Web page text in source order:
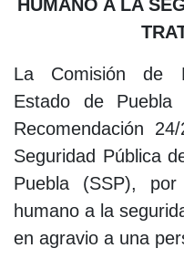
HUMANO A LA
La Comisión de
Estado de
Recomendación
Seguridad Pública
Puebla (SSP),
humano a la
en agravio a una